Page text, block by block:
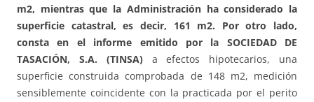
m2, mientras que la Administración ha considerado la
superficie catastral, es decir, 161 m2. Por otro lado,
consta en el informe emitido por la SOCIEDAD DE
TASACIÓN, S.A. (TINSA) a efectos hipotecarios, una
superficie construida comprobada de 148 m2, medición
sensiblemente coincidente con la practicada por el perito